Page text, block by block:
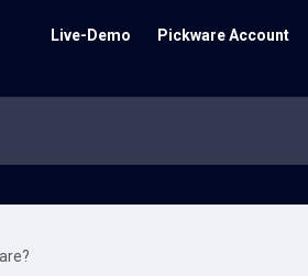
Live-Demo Pickware Account